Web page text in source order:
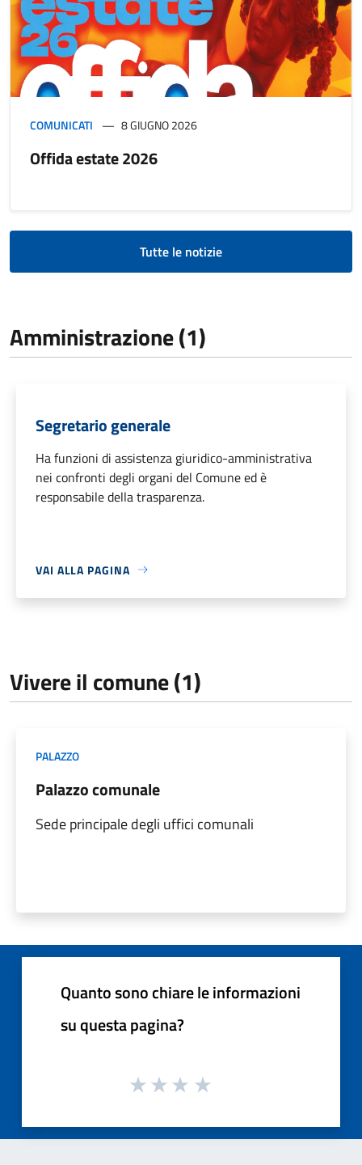
COMUNICATI 8 GIUGNO 2026
Offida estate 2026
Tutte le notizie
Amministrazione (1)
Segretario generale
Ha funzioni di assistenza giuridico-amministrativa
nei confronti degli organi del Comune ed è
responsabile della trasparenza.
VAI ALLA PAGINA
Vivere il comune (1)
PALAZZO
Palazzo comunale
Sede principale degli uffici comunali
Quanto sono chiare le informazioni
su questa pagina?